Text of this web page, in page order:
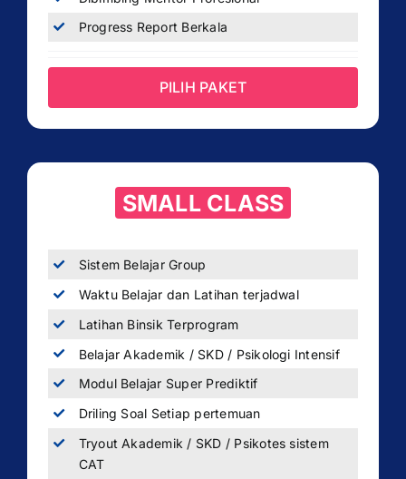
Progress Report Berkala
PILIH PAKET
SMALL CLASS
Sistem Belajar Group
Waktu Belajar dan Latihan terjadwal
Latihan Binsik Terprogram
Belajar Akademik / SKD / Psikologi Intensif
Modul Belajar Super Prediktif
Driling Soal Setiap pertemuan
Tryout Akademik / SKD / Psikotes sistem
CAT